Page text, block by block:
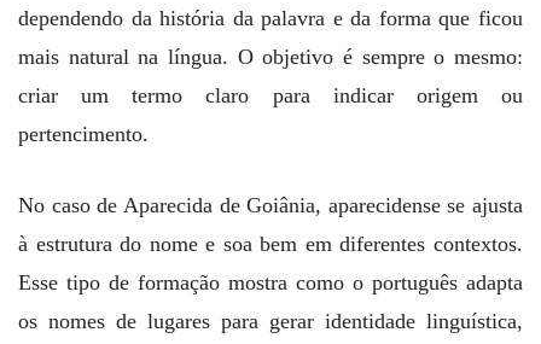
dependendo da história da palavra e da forma que ficou
mais natural na língua. O objetivo é sempre o mesmo:
criar um termo claro para indicar origem ou
pertencimento.
No caso de Aparecida de Goiânia, aparecidense se ajusta
à estrutura do nome e soa bem em diferentes contextos.
Esse tipo de formação mostra como o português adapta
os nomes de lugares para gerar identidade linguística,